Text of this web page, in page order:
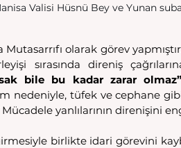
Valisi Hüsnü Bey ve Yunan
Mutasarrıfı olarak görev
sırasında direniş
bile bu kadar zarar olmaz”
nedeniyle, tüfek ve cephane
yanlılarının direnişini
birlikte idari görevini